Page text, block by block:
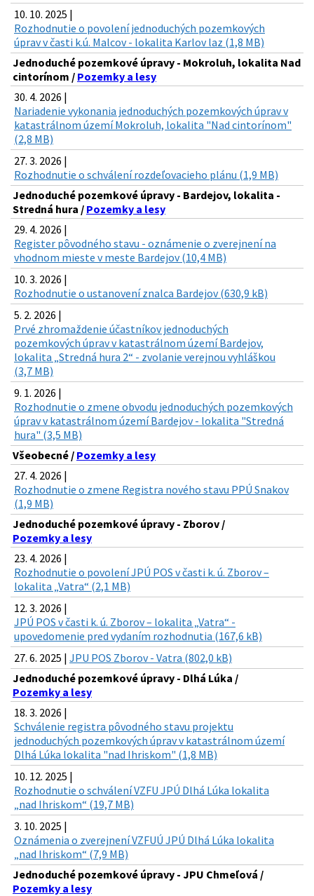
10. 10. 2025 |
Rozhodnutie o povolení jednoduchých pozemkových
úprav v časti k.ú. Malcov - lokalita Karlov laz (1,8 MB)
Jednoduché pozemkové úpravy - Mokroluh, lokalita Nad
cintorínom / Pozemky a lesy
30. 4. 2026 |
Nariadenie vykonania jednoduchých pozemkových úprav v
katastrálnom území Mokroluh, lokalita "Nad cintorínom"
(2,8 MB)
27. 3. 2026 |
Rozhodnutie o schválení rozdeľovacieho plánu (1,9 MB)
Jednoduché pozemkové úpravy - Bardejov, lokalita -
Stredná hura / Pozemky a lesy
29. 4. 2026 |
Register pôvodného stavu - oznámenie o zverejnení na
vhodnom mieste v meste Bardejov (10,4 MB)
10. 3. 2026 |
Rozhodnutie o ustanovení znalca Bardejov (630,9 kB)
5. 2. 2026 |
Prvé zhromaždenie účastníkov jednoduchých
pozemkových úprav v katastrálnom území Bardejov,
lokalita „Stredná hura 2“ - zvolanie verejnou vyhláškou
(3,7 MB)
9. 1. 2026 |
Rozhodnutie o zmene obvodu jednoduchých pozemkových
úprav v katastrálnom území Bardejov - lokalita "Stredná
hura" (3,5 MB)
Všeobecné / Pozemky a lesy
27. 4. 2026 |
Rozhodnutie o zmene Registra nového stavu PPÚ Snakov
(1,9 MB)
Jednoduché pozemkové úpravy - Zborov /
Pozemky a lesy
23. 4. 2026 |
Rozhodnutie o povolení JPÚ POS v časti k. ú. Zborov –
lokalita „Vatra“ (2,1 MB)
12. 3. 2026 |
JPÚ POS v časti k. ú. Zborov – lokalita „Vatra“ -
upovedomenie pred vydaním rozhodnutia (167,6 kB)
27. 6. 2025 | JPU POS Zborov - Vatra (802,0 kB)
Jednoduché pozemkové úpravy - Dlhá Lúka /
Pozemky a lesy
18. 3. 2026 |
Schválenie registra pôvodného stavu projektu
jednoduchých pozemkových úprav v katastrálnom území
Dlhá Lúka lokalita "nad Ihriskom" (1,8 MB)
10. 12. 2025 |
Rozhodnutie o schválení VZFU JPÚ Dlhá Lúka lokalita
„nad Ihriskom“ (19,7 MB)
3. 10. 2025 |
Oznámenia o zverejnení VZFUÚ JPÚ Dlhá Lúka lokalita
„nad Ihriskom“ (7,9 MB)
Jednoduché pozemkové úpravy - JPU Chmeľová /
Pozemky a lesy